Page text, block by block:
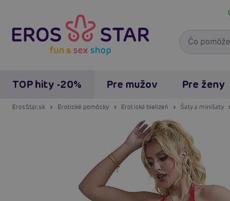
TOP hity -20% Pre mužov Pre ženy
ErosStar.sk Erotické pomôcky Erotická bielizeň Šaty a minišaty